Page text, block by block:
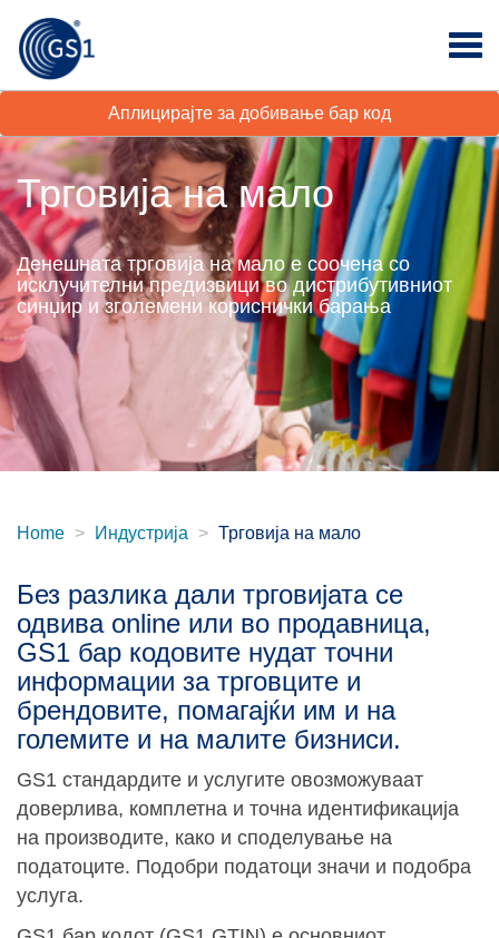
Аплицирајте за добивање бар код
Трговија на мало
Денешната трговија на мало е соочена со
исклучителни предизвици во дистрибутивниот
синџир и зголемени кориснички барања
Home Индустрија Трговија на мало
Без разлика дали трговијата се
одвива online или во продавница,
GS1 бар кодовите нудат точни
информации за трговците и
брендовите, помагајќи им и на
големите и на малите бизниси.
GS1 стандардите и услугите овозможуваат
доверлива, комплетна и точна идентификација
на производите, како и споделување на
податоците. Подобри податоци значи и подобра
услуга.